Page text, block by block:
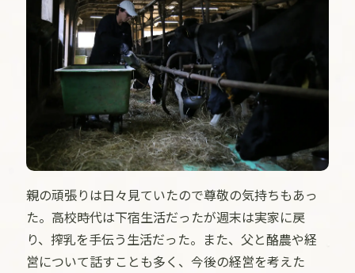
親の頑張りは日々見ていたので尊敬の気持ちもあっ
た。高校時代は下宿生活だったが週末は実家に戻
り、搾乳を手伝う生活だった。また、父と酪農や経
営について話すことも多く、今後の経営を考えた